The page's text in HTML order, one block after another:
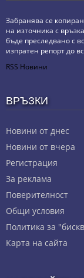
Забранява се
на източника с
бъде преследвано с
изпратен репорт до
RSS Новини
ВРЪЗКИ
Новини от днес
Новини от вчера
Регистрация
За реклама
Πoвepитeлнocт
Общи условия
Политика за
Карта на сайта